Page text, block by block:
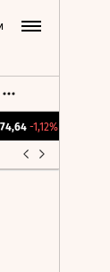
-1,12%↓